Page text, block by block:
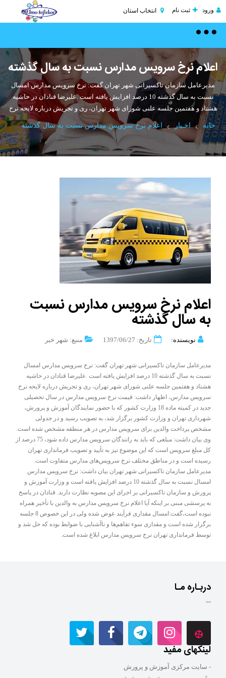
ورود ثبت نام انتخاب استان
Toggle
اعلام نرخ سرویس مدارس نسبت به سال گذشته
مدیرعامل سازمان تاکسیرانی شهر تهران گفت: نرخ سرویس مدارس امسال
نسبت به سال گذشته 10 درصد افزایش یافته است .علیرضا قنادان در حاشیه
هشتاد و هفتمین جلسه علنی شورای شهر تهران، ری و تجریش درباره لایحه نرخ
خانه اخـبار اعلام نرخ سرویس مدارس نسبت به سال گذشته
اعلام نرخ سرویس مدارس نسبت
به سال گذشته
نویسنده: تاریخ: 1397/06/27 منبع: شهر خبر
مدیرعامل سازمان تاکسیرانی شهر تهران گفت: نرخ سرویس مدارس امسال
نسبت به سال گذشته 10 درصد افزایش یافته است .علیرضا قنادان در حاشیه
هشتاد و هفتمین جلسه علنی شورای شهر تهران، ری و تجریش درباره لایحه نرخ
سرویس مدارس، اظهار داشت: قیمت نرخ سرویس مدارس در سال تحصیلی
جدید در کمیته ماده 18 وزارت کشور که با حضور نمایندگان آموزش و پرورش،
شهرداری تهران و وزارت کشور برگزار شد، به تصویب رسید و در جدولی
مشخص پرداخت والدین برای سرویس مدارس در هر منطقه مشخص شده است.
وی بیان داشت: مبلغی که باید به رانندگان سرویس مدارس داده شود، 75 درصد از
کل مبلغ سرویس است که این موضوع نیز به تأیید و تصویب فرمانداری تهران
رسیده است و در مناطق مختلف نرخ سرویس‌های مدارس متفاوت است.
مدیرعامل سازمان تاکسیرانی شهر تهران بیان داشت:‌ نرخ سرویس مدارس
امسال نسبت به سال گذشته 10 درصد افزایش یافته است و وزارت آموزش و
پرورش و سازمان تاکسیرانی بر اجرای این مصوبه نظارت دارند. قنادان در پاسخ
به پرسشی مبنی بر اینکه آیا اعلام نرخ سرویس مدارس به والدین با تأخیر همراه
نبوده است،‌گفت:‌امسال مقداری فرآیند عوض شده ولی در این خصوص 8 جلسه
برگزار شده است و مقداری سوء تفاهم‌ها و ناآشنایی با ضوابط بوده که حل شد و
توسط فرمانداری تهران نرخ سرویس مدارس ابلاغ شده است.
دربـاره مـا
""
لینکهای مفید
- سایت مرکزی آموزش و پرورش